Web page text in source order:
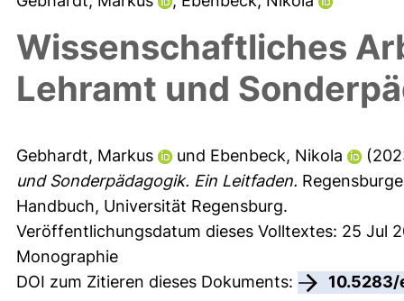
Wissenschaftliches
Lehramt und
Gebhardt, Markus und Ebenbeck, Nikola
und Sonderpädagogik. Ein Leitfaden.
Handbuch, Universität Regensburg.
Veröffentlichungsdatum dieses Volltextes: 25 Jul
Monographie
DOI zum Zitieren dieses Dokuments: